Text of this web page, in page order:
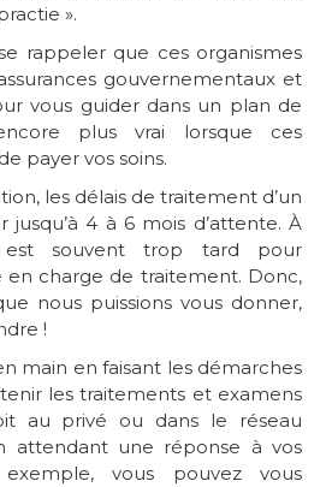
».
rappeler que ces organismes
gouvernementaux et
vous guider dans un plan de
plus vrai lorsque ces
payer vos soins.
les délais de traitement d’un
jusqu’à 4 à 6 mois d’attente. À
souvent trop tard pour
en charge de traitement. Donc,
nous puissions vous donner,
!
main en faisant les démarches
les traitements et examens
au privé ou dans le réseau
attendant une réponse à vos
exemple, vous pouvez vous